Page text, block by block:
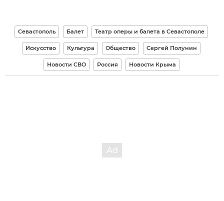
Севастополь Балет Театр оперы и балета в Севастополе
Искусство Культура Общество Сергей Полунин
Новости СВО Россия Новости Крыма